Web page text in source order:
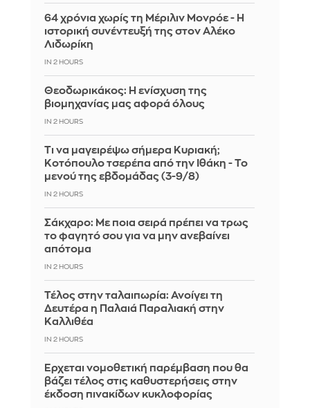
64 χρόνια χωρίς τη Μέριλιν Μονρόε - Η
ιστορική συνέντευξή της στον Αλέκο
Λιδωρίκη
IN 2 HOURS
Θεοδωρικάκος: Η ενίσχυση της
βιομηχανίας μας αφορά όλους
IN 2 HOURS
Τι να μαγειρέψω σήμερα Κυριακή;
Κοτόπουλο τσερέπα από την Ιθάκη - Το
μενού της εβδομάδας (3-9/8)
IN 2 HOURS
Σάκχαρο: Με ποια σειρά πρέπει να τρως
το φαγητό σου για να μην ανεβαίνει
απότομα
IN 2 HOURS
Τέλος στην ταλαιπωρία: Ανοίγει τη
Δευτέρα η Παλαιά Παραλιακή στην
Καλλιθέα
IN 2 HOURS
Έρχεται νομοθετική παρέμβαση που θα
βάζει τέλος στις καθυστερήσεις στην
έκδοση πινακίδων κυκλοφορίας